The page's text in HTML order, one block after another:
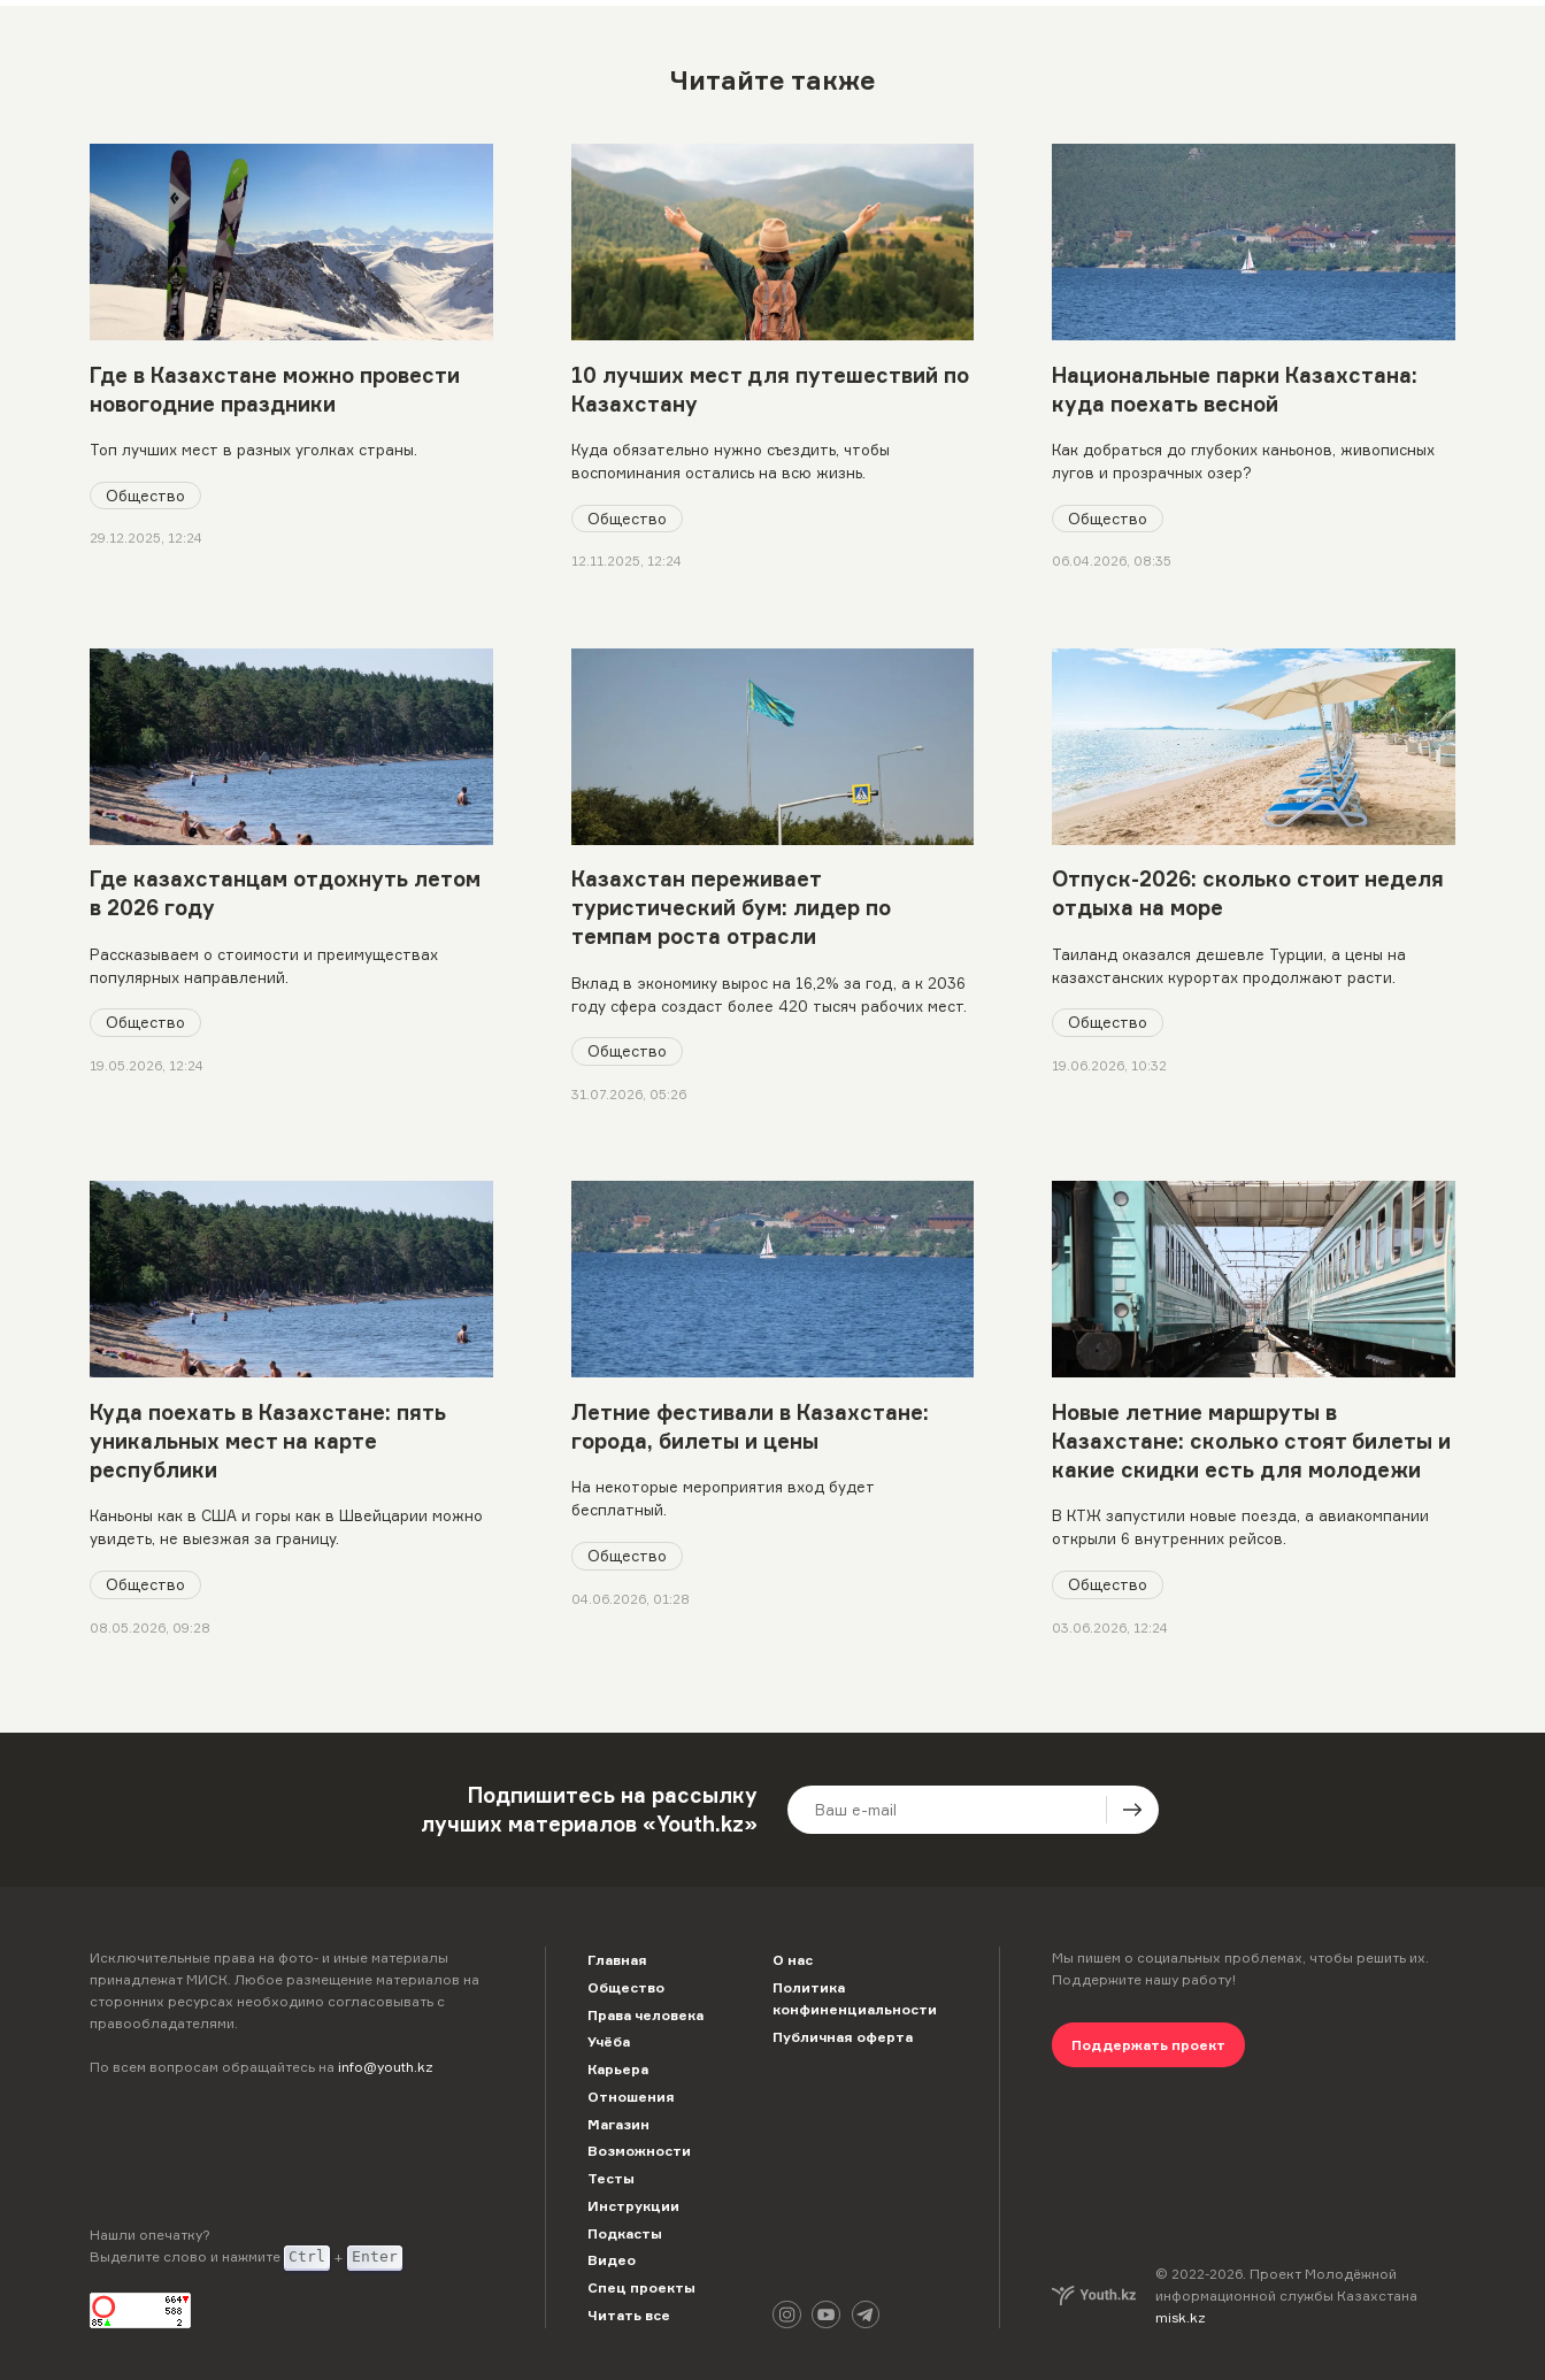
Читайте также
Где в Казахстане можно провести
новогодние праздники
Топ лучших мест в разных уголках страны.
Общество
29.12.2025, 12:24
10 лучших мест для путешествий по
Казахстану
Куда обязательно нужно съездить, чтобы
воспоминания остались на всю жизнь.
Общество
12.11.2025, 12:24
Национальные парки Казахстана:
куда поехать весной
Как добраться до глубоких каньонов, живописных
лугов и прозрачных озер?
Общество
06.04.2026, 08:35
Где казахстанцам отдохнуть летом
в 2026 году
Рассказываем о стоимости и преимуществах
популярных направлений.
Общество
19.05.2026, 12:24
Казахстан переживает
туристический бум: лидер по
темпам роста отрасли
Вклад в экономику вырос на 16,2% за год, а к 2036
году сфера создаст более 420 тысяч рабочих мест.
Общество
31.07.2026, 05:26
Отпуск-2026: сколько стоит неделя
отдыха на море
Таиланд оказался дешевле Турции, а цены на
казахстанских курортах продолжают расти.
Общество
19.06.2026, 10:32
Куда поехать в Казахстане: пять
уникальных мест на карте
республики
Каньоны как в США и горы как в Швейцарии можно
увидеть, не выезжая за границу.
Общество
08.05.2026, 09:28
Летние фестивали в Казахстане:
города, билеты и цены
На некоторые мероприятия вход будет
бесплатный.
Общество
04.06.2026, 01:28
Новые летние маршруты в
Казахстане: сколько стоят билеты и
какие скидки есть для молодежи
В КТЖ запустили новые поезда, а авиакомпании
открыли 6 внутренних рейсов.
Общество
03.06.2026, 12:24
Подпишитесь на рассылку
лучших материалов «Youth.kz»
Исключительные права на фото- и иные материалы
принадлежат МИСК. Любое размещение материалов на
сторонних ресурсах необходимо согласовывать с
правообладателями.
По всем вопросам обращайтесь на info@youth.kz
Нашли опечатку?
Выделите слово и нажмите Ctrl + Enter
Главная
Общество
Права человека
Учёба
Карьера
Отношения
Магазин
Возможности
Тесты
Инструкции
Подкасты
Видео
Спец проекты
Читать все
О нас
Политика
конфиненциальности
Публичная оферта
Мы пишем о социальных проблемах, чтобы решить их.
Поддержите нашу работу!
Поддержать проект
© 2022-2026. Проект Молодёжной
информационной службы Казахстана
misk.kz